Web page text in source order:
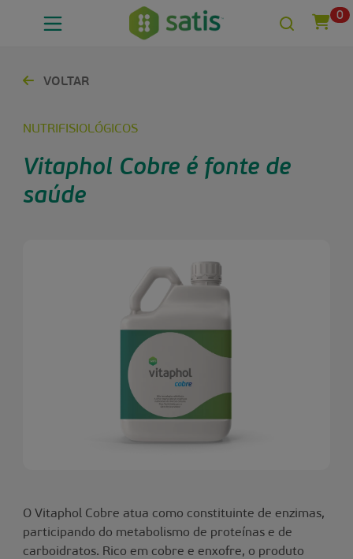
0
VOLTAR
NUTRIFISIOLÓGICOS
Vitaphol Cobre é fonte de
saúde
O Vitaphol Cobre atua como constituinte de enzimas,
participando do metabolismo de proteínas e de
carboidratos. Rico em cobre e enxofre, o produto